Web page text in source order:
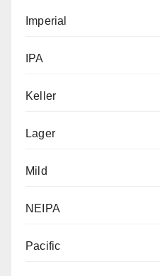
Imperial
IPA
Keller
Lager
Mild
NEIPA
Pacific